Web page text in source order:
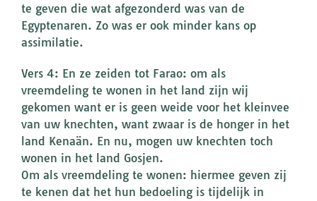
te geven die wat afgezonderd was van de
Egyptenaren. Zo was er ook minder kans op
assimilatie.
Vers 4: En ze zeiden tot Farao: om als
vreemdeling te wonen in het land zijn wij
gekomen want er is geen weide voor het kleinvee
van uw knechten, want zwaar is de honger in het
land Kenaän. En nu, mogen uw knechten toch
wonen in het land Gosjen.
Om als vreemdeling te wonen: hiermee geven zij
te kenen dat het hun bedoeling is tijdelijk in